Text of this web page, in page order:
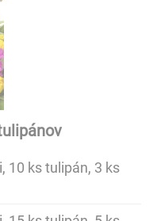
10 ks tulipán, 3 ks